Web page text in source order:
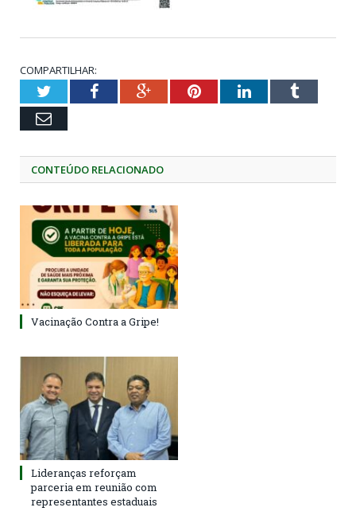
COMPARTILHAR:
TwitterFacebookGoogle+PinterestLinkedInTumblr
Email
CONTEÚDO RELACIONADO
Vacinação Contra a Gripe!
Lideranças reforçam
parceria em reunião com
representantes estaduais